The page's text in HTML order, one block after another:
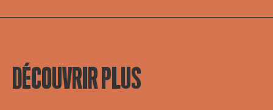
DÉCOUVRIR PLUS